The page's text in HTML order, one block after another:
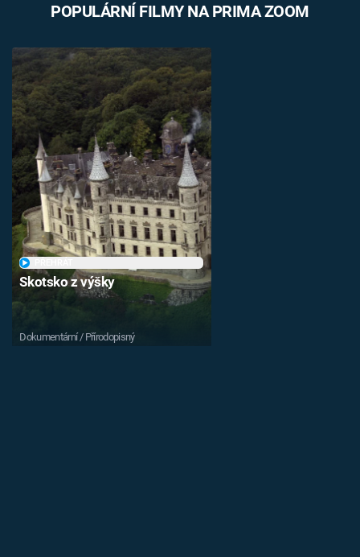
POPULÁRNÍ FILMY NA PRIMA ZOOM
Skotsko z výšky
Dokumentární / Přírodopisný